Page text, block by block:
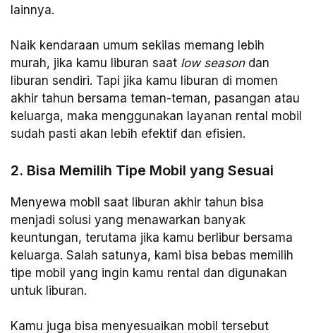
lainnya.
Naik kendaraan umum sekilas memang lebih
murah, jika kamu liburan saat low seasondan
liburan sendiri. Tapi jika kamu liburan di momen
akhir tahun bersama teman-teman, pasangan atau
keluarga, maka menggunakan layanan rental mobil
sudah pasti akan lebih efektif dan efisien.
2. Bisa Memilih Tipe Mobil yang Sesuai
Menyewa mobil saat liburan akhir tahun bisa
menjadi solusi yang menawarkan banyak
keuntungan, terutama jika kamu berlibur bersama
keluarga. Salah satunya, kami bisa bebas memilih
tipe mobil yang ingin kamu rental dan digunakan
untuk liburan.
Kamu juga bisa menyesuaikan mobil tersebut